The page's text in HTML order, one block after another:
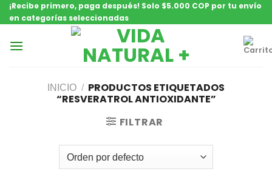
Saltar
contenido
¡Recibe primero, paga después! Solo $5.000 COP por tu envío
en categorías seleccionadas
INICIO / PRODUCTOS ETIQUETADOS
“RESVERATROL ANTIOXIDANTE”
FILTRAR